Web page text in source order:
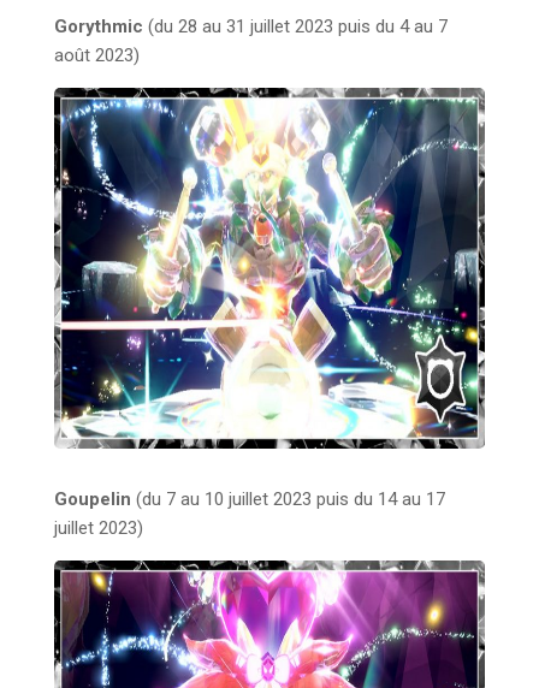
Gorythmic (du 28 au 31 juillet 2023 puis du 4 au 7
août 2023)
Goupelin (du 7 au 10 juillet 2023 puis du 14 au 17
juillet 2023)